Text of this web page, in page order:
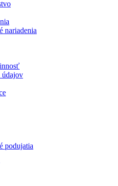
nariadenia
údajov
podujatia